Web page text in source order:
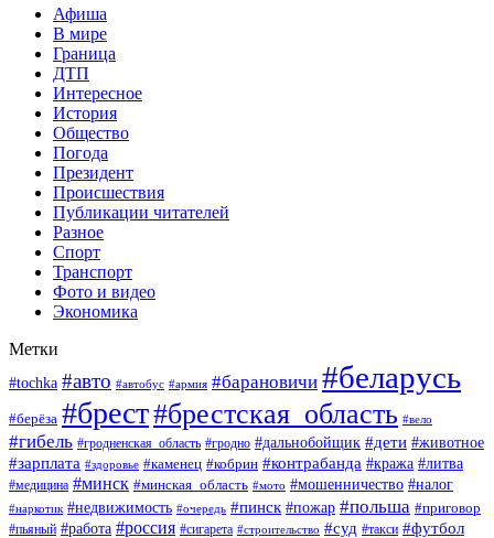
Афиша
В мире
Граница
ДТП
Интересное
История
Общество
Погода
Президент
Происшествия
Публикации читателей
Разное
Спорт
Транспорт
Фото и видео
Экономика
Метки
#tochka #авто #автобус #армия #барановичи #беларусь
#берёза #брест#брестская_область #вело
#гибель #гродненская_область #гродно #дальнобойщик #дети #животное
#зарплата #здоровье #каменец #кобрин #контрабанда #кража #литва
#медицина #минск #минская_область #мото #мошенничество #налог
#наркотик #недвижимость #очередь #пинск #пожар #польша #приговор
#пьяный #работа #россия #сигарета #строительство #суд #такси #футбол